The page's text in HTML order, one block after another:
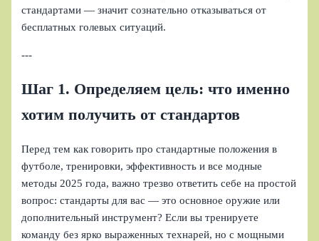
стандартами — значит сознательно отказываться от
бесплатных голевых ситуаций.
---
Шаг 1. Определяем цель: что именно
хотим получить от стандартов
Перед тем как говорить про стандартные положения в
футболе, тренировки, эффективность и все модные
методы 2025 года, важно трезво ответить себе на простой
вопрос: стандарты для вас — это основное оружие или
дополнительный инструмент? Если вы тренируете
команду без ярко выраженных технарей, но с мощными